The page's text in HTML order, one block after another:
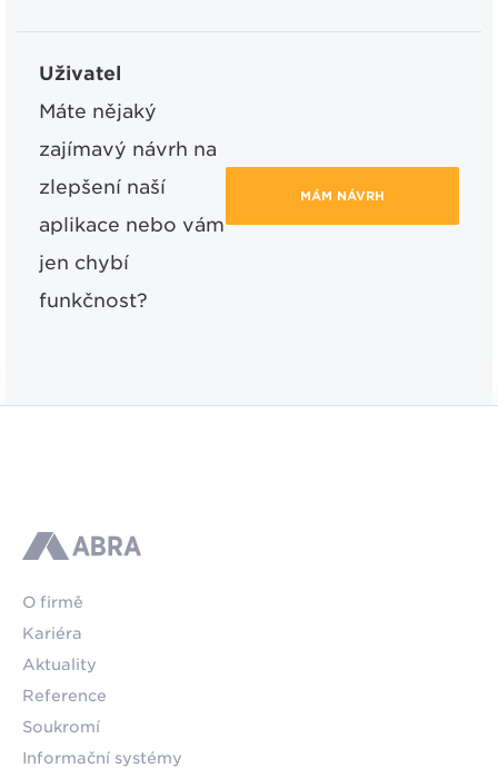
Uživatel
Máte nějaký
zajímavý návrh na
zlepšení naší
aplikace nebo vám
jen chybí
funkčnost?
MÁM NÁVRH
ABRA
O firmě
Kariéra
Aktuality
Reference
Soukromí
Informační systémy